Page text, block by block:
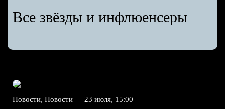
Все звёзды и инфлюенсеры
Новости, Новости — 23 июля, 15:00